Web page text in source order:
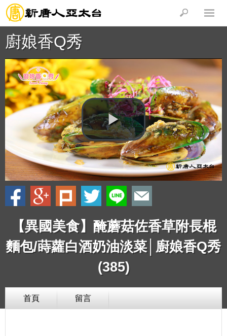
廚娘香Q秀
【異國美食】醃蘑菇佐香草附長棍
麵包/蒔蘿白酒奶油淡菜│廚娘香Q秀
(385)
首頁 留言